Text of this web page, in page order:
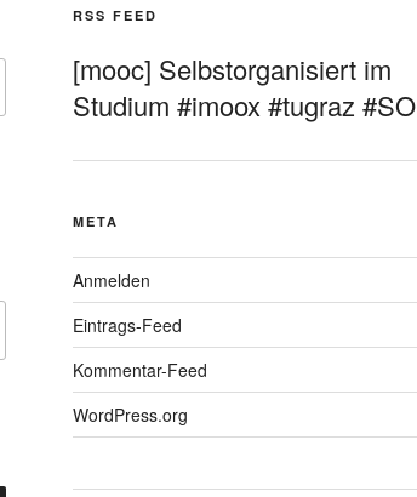
RSS FEED
[mooc] Selbstorganisiert im
Studium #imoox #tugraz
META
Anmelden
Eintrags-Feed
Kommentar-Feed
WordPress.org